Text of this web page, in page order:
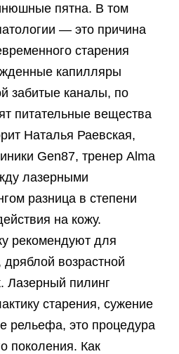
пятна. В том
— это причина
старения
капилляры
забитые каналы, по
питательные вещества
Наталья Раевская,
Gen87, тренер Alma
лазерными
разница в степени
на кожу.
рекомендуют для
дряблой возрастной
Лазерный пилинг
старения, сужение
рельефа, это процедура
поколения. Как